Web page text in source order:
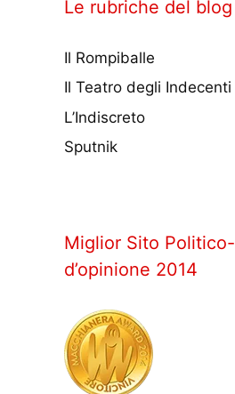
Le rubriche del blog
Il Rompiballe
Il Teatro degli Indecenti
L’Indiscreto
Sputnik
Miglior Sito Politico-
d’opinione 2014